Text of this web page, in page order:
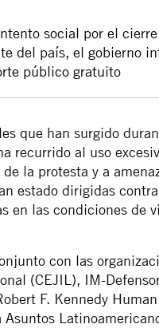
social por el
del país, el gobierno
público gratuito
que han surgido
recurrido al uso
la protesta y a
estado dirigidas
en las condiciones de
con las
(CEJIL), IM-
F. Kennedy